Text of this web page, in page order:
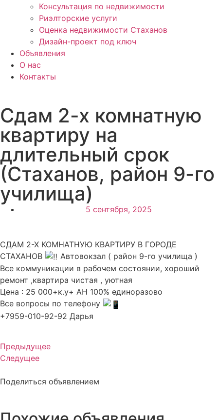
Консультация по недвижимости
Риэлторские услуги
Оценка недвижимости Стаханов
Дизайн-проект под ключ
Объявления
О нас
Контакты
Сдам 2-х комнатную
квартиру на
длительный срок
(Стаханов, район 9-го
училища)
5 сентября, 2025
СДАМ 2-Х КОМНАТНУЮ КВАРТИРУ В ГОРОДЕ
СТАХАНОВ
Автовокзал ( район 9-го училища )
Все коммуникации в рабочем состоянии, хороший
ремонт ,квартира чистая , уютная
Цена : 25 000+к.у+ АН 100% единоразово
Все вопросы по телефону
+7959-010-92-92 Дарья
Предыдущее
Следущее
Поделиться объявлением